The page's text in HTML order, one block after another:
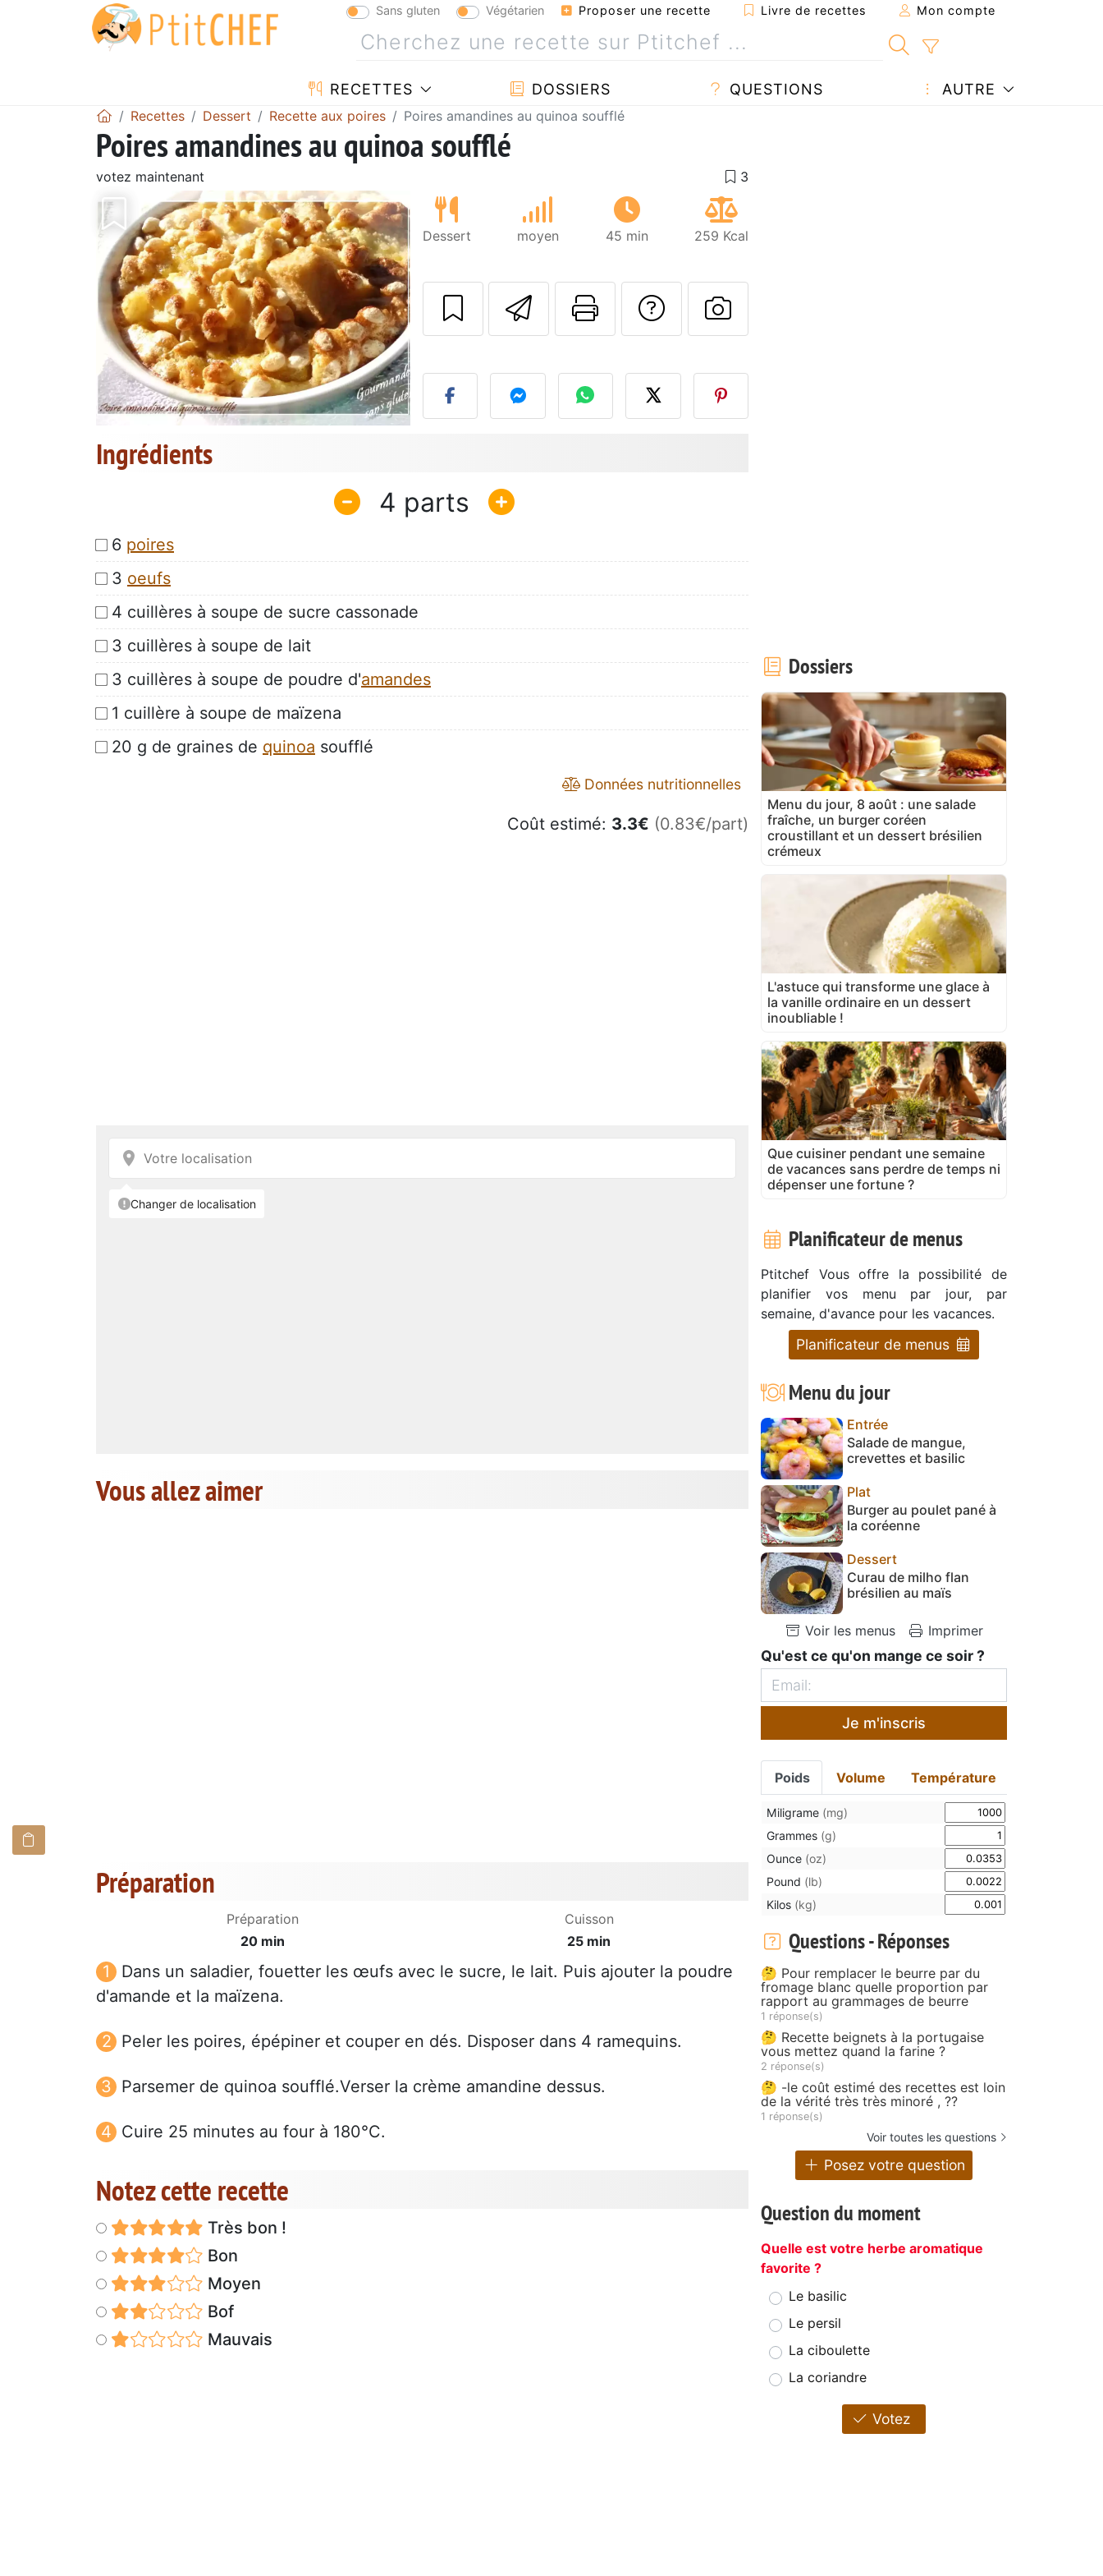
Sans gluten Végétarien Proposer une recette Livre de recettes Mon compte
RECETTES DOSSIERS QUESTIONS AUTRE
Recettes Dessert Recette aux poires Poires amandines au quinoa soufflé
Poires amandines au quinoa soufflé
votez maintenant
Dessert moyen 45 min 259 Kcal
Envoyer cette recette à un ami
Imprimer cette page
Poser une question à l'auteur
Publier votre photo de cette
Ingrédients
4
6 poires
3 oeufs
4 cuillères à soupe de sucre cassonade
3 cuillères à soupe de lait
3 cuillères à soupe de poudre d'amandes
1 cuillère à soupe de maïzena
20 g de graines de quinoa soufflé
Données nutritionnelles
Coût estimé: 3.3€ (0.83€/part)
Vous allez aimer
Préparation
Préparation
20 min
Cuisson
25 min
Dans un saladier, fouetter les œufs avec le sucre, le lait. Puis ajouter la poudre
d'amande et la maïzena.
Peler les poires, épépiner et couper en dés. Disposer dans 4 ramequins.
Parsemer de quinoa soufflé.Verser la crème amandine dessus.
Cuire 25 minutes au four à 180°C.
Notez cette recette
Très bon !
Bon
Moyen
Bof
Mauvais
Dossiers
Menu du jour, 8 août : une salade
fraîche, un burger coréen
croustillant et un dessert brésilien
crémeux
L'astuce qui transforme une glace à
la vanille ordinaire en un dessert
inoubliable !
Que cuisiner pendant une semaine
de vacances sans perdre de temps ni
dépenser une fortune ?
Planificateur de menus
Ptitchef Vous offre la possibilité de
planifier vos menu par jour, par
semaine, d'avance pour les vacances.
Planificateur de menus
Menu du jour
Entrée
Salade de mangue,
crevettes et basilic
Plat
Burger au poulet pané à
la coréenne
Dessert
Curau de milho flan
brésilien au maïs
Voir les menus Imprimer
Qu'est ce qu'on mange ce soir ?
Je m'inscris
Poids Volume Température
Miligrame (mg)
Grammes (g)
Ounce (oz)
Pound (lb)
Kilos (kg)
Questions - Réponses
🤔 Pour remplacer le beurre par du
fromage blanc quelle proportion par
rapport au grammages de beurre
1 réponse(s)
🤔 Recette beignets à la portugaise
vous mettez quand la farine ?
2 réponse(s)
🤔 -le coût estimé des recettes est loin
de la vérité très très minoré , ??
1 réponse(s)
Voir toutes les questions
Posez votre question
Question du moment
Quelle est votre herbe aromatique
favorite ?
Le basilic
Le persil
La ciboulette
La coriandre
Votez